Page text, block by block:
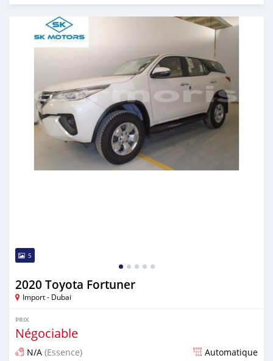
Publié il y a presque 6 ans
5
2020 Toyota Fortuner
Import - Dubai
PRIX
Négociable
N/A (Essence) Automatique